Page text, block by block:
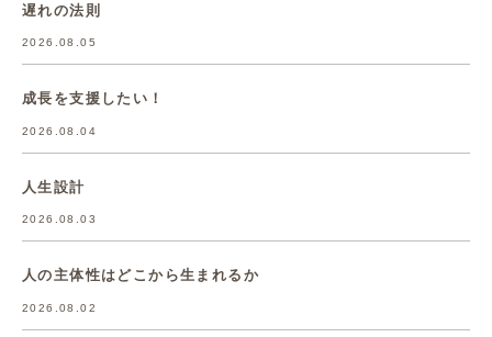
遅れの法則
2026.08.05
成長を支援したい！
2026.08.04
人生設計
2026.08.03
人の主体性はどこから生まれるか
2026.08.02